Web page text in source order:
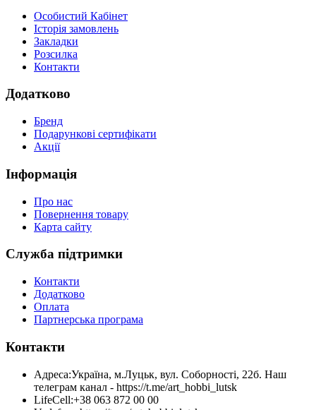
Особистий Кабінет
Історія замовлень
Закладки
Розсилка
Контакти
Додатково
Бренд
Подарункові сертифікати
Акції
Інформація
Про нас
Повернення товару
Карта сайту
Служба підтримки
Контакти
Додатково
Оплата
Партнерська програма
Контакти
Адреса:Україна, м.Луцьк, вул. Соборності, 22б. Наш
телеграм канал - https://t.me/art_hobbi_lutsk
LifeCell:+38 063 872 00 00